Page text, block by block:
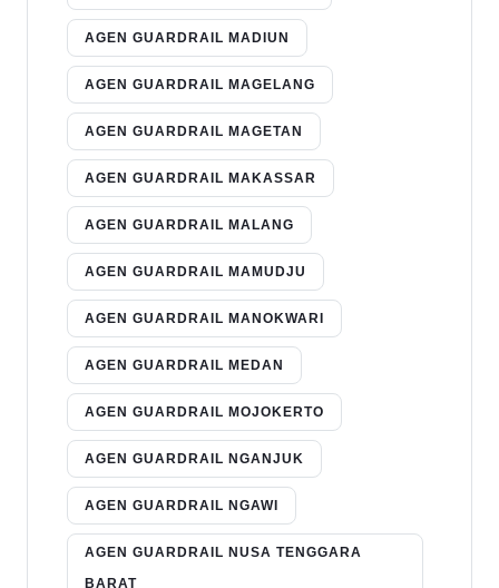
AGEN GUARDRAIL MADIUN
AGEN GUARDRAIL MAGELANG
AGEN GUARDRAIL MAGETAN
AGEN GUARDRAIL MAKASSAR
AGEN GUARDRAIL MALANG
AGEN GUARDRAIL MAMUDJU
AGEN GUARDRAIL MANOKWARI
AGEN GUARDRAIL MEDAN
AGEN GUARDRAIL MOJOKERTO
AGEN GUARDRAIL NGANJUK
AGEN GUARDRAIL NGAWI
AGEN GUARDRAIL NUSA TENGGARA
BARAT